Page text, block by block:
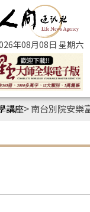
年08月08日 星期六
講座>南台別院安樂富有講座